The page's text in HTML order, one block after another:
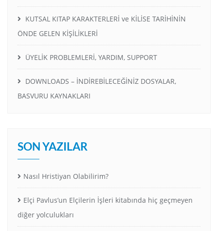
KUTSAL KITAP KARAKTERLERİ ve KİLİSE TARİHİNİN
ÖNDE GELEN KİŞİLİKLERİ
ÜYELİK PROBLEMLERİ, YARDIM, SUPPORT
DOWNLOADS – İNDİREBİLECEĞİNİZ DOSYALAR,
BASVURU KAYNAKLARI
SON YAZILAR
Nasıl Hristiyan Olabilirim?
Elçi Pavlus’un Elçilerin İşleri kitabında hiç geçmeyen
diğer yolculukları